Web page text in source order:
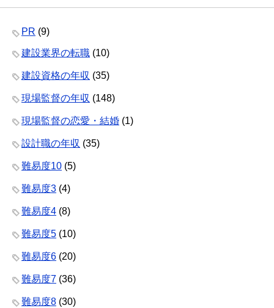
PR (9)
建設業界の転職 (10)
建設資格の年収 (35)
現場監督の年収 (148)
現場監督の恋愛・結婚 (1)
設計職の年収 (35)
難易度10 (5)
難易度3 (4)
難易度4 (8)
難易度5 (10)
難易度6 (20)
難易度7 (36)
難易度8 (30)